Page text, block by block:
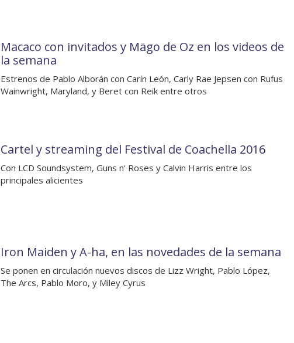
Macaco con invitados y Mägo de Oz en los videos de
la semana
Estrenos de Pablo Alborán con Carín León, Carly Rae Jepsen con Rufus
Wainwright, Maryland, y Beret con Reik entre otros
Cartel y streaming del Festival de Coachella 2016
Con LCD Soundsystem, Guns n' Roses y Calvin Harris entre los
principales alicientes
Iron Maiden y A-ha, en las novedades de la semana
Se ponen en circulación nuevos discos de Lizz Wright, Pablo López,
The Arcs, Pablo Moro, y Miley Cyrus